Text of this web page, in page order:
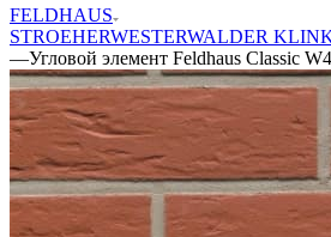
FELDHAUS
STROEHERWESTERWALDER
—Угловой элемент Feldhaus Classic